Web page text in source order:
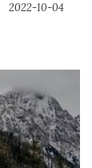
2022-10-04